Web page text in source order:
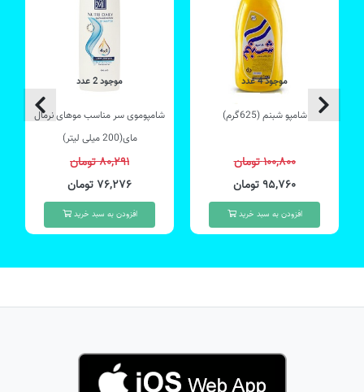
موجود 4 عدد
شامپو شبنم (625گرم)
۱۰۰,۸۰۰ تومان
۹۵,۷۶۰ تومان
افزودن به سبد خرید
موجود 2 عدد
شامپوموی سر مناسب موهای نرمال
مای(200 میلی لیتر)
۸۰,۲۹۱ تومان
۷۶,۲۷۶ تومان
افزودن به سبد خرید